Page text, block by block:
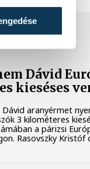
Dávid
kieséses
Dávid aranyérmet
3 kilométeres
a párizsi
Rasovszky